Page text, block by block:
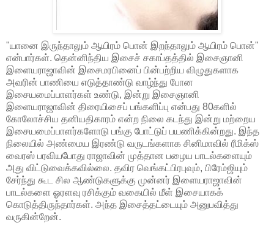
"யானை இருந்தாலும் ஆயிரம் பொன் இறந்தாலும் ஆயிரம் பொன்"
என்பார்கள். தென்னிந்திய இசைச் சகாப்தத்தில் இசைஞானி
இளையராஜாவின் இசைமரபினைப் பின்பற்றிய விழுதுகளாக
அவரின் பாணியை எடுத்தாண்டு வாழ்ந்து போன
இசையமைப்பாளர்கள் உண்டு, இன்று இசைஞானி
இளையராஜாவின் திரையிசைப் பங்களிப்பு என்பது 80களில்
கோலோச்சிய தனியதிகாரம் என்ற நிலை கடந்து இன்று மற்றைய
இசையமைப்பாளர்களோடு பங்கு போட்டுப் பயணிக்கின்றது. இந்த
நிலையில் அண்மைய இரண்டு வருடங்களாக சினிமாவில் ரீமிக்ஸ்
வைரஸ் பரவியபோது ராஜாவின் முத்தான பழைய பாடல்களையும்
அது விட்டுவைக்கவில்லை. தவிர வெங்கட்பிரபுவும், பிரேம்ஜியும்
சேர்ந்து கூட சில ஆண்டுகளுக்கு முன்னர் இளையராஜாவின்
பாடல்களை ஓரளவு ரசிக்கும் வகையில் மீள் இசையாகக்
கொடுத்திருந்தார்கள். அந்த இசைத்தட்டையும் அனுபவித்து
வருகின்றேன்.